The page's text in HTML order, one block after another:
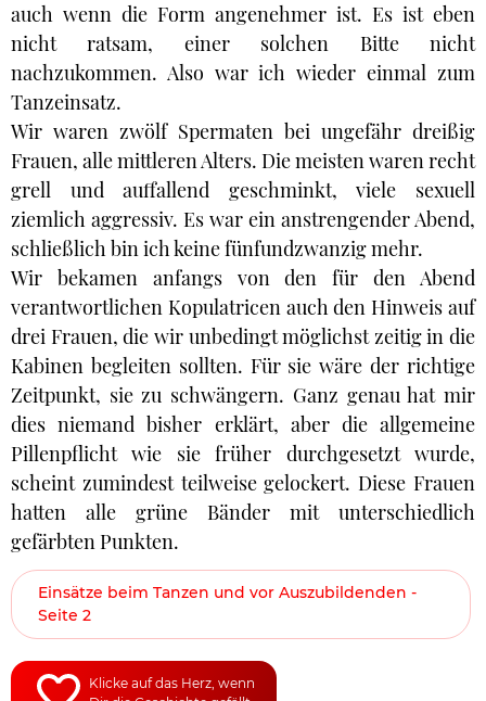
auch wenn die Form angenehmer ist. Es ist eben
nicht ratsam, einer solchen Bitte nicht
nachzukommen. Also war ich wieder einmal zum
Tanzeinsatz.
Wir waren zwölf Spermaten bei ungefähr dreißig
Frauen, alle mittleren Alters. Die meisten waren recht
grell und auffallend geschminkt, viele sexuell
ziemlich aggressiv. Es war ein anstrengender Abend,
schließlich bin ich keine fünfundzwanzig mehr.
Wir bekamen anfangs von den für den Abend
verantwortlichen Kopulatricen auch den Hinweis auf
drei Frauen, die wir unbedingt möglichst zeitig in die
Kabinen begleiten sollten. Für sie wäre der richtige
Zeitpunkt, sie zu schwängern. Ganz genau hat mir
dies niemand bisher erklärt, aber die allgemeine
Pillenpflicht wie sie früher durchgesetzt wurde,
scheint zumindest teilweise gelockert. Diese Frauen
hatten alle grüne Bänder mit unterschiedlich
gefärbten Punkten.
Einsätze beim Tanzen und vor Auszubildenden -
Seite 2
Klicke auf das Herz, wenn